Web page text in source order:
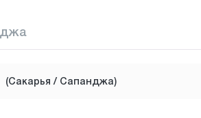
(Сакарья / Сапанджа)